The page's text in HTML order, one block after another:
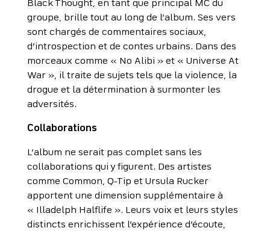
Black Thought, en tant que principal MC du
groupe, brille tout au long de l’album. Ses vers
sont chargés de commentaires sociaux,
d’introspection et de contes urbains. Dans des
morceaux comme « No Alibi » et « Universe At
War », il traite de sujets tels que la violence, la
drogue et la détermination à surmonter les
adversités.
Collaborations
L’album ne serait pas complet sans les
collaborations qui y figurent. Des artistes
comme Common, Q-Tip et Ursula Rucker
apportent une dimension supplémentaire à
« Illadelph Halflife ». Leurs voix et leurs styles
distincts enrichissent l’expérience d’écoute,